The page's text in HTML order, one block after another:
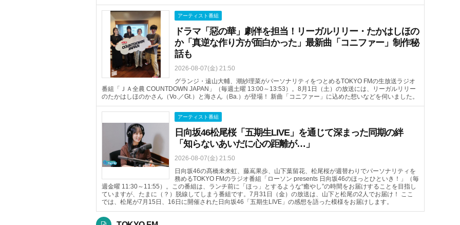
アーティスト番組
ドラマ「惡の華」劇伴を担当！リーガルリリー・たかはしほの
か「真逆な作り方が面白かった」最新曲「コニファー」制作秘
話も
2026-08-07(金) 21:50
グランジ・遠山大輔、潮紗理菜がパーソナリティをつとめるTOKYO FMの生放送ラジオ
番組「ＪＡ全農 COUNTDOWN JAPAN」（毎週土曜 13:00～13:53）。8月1日（土）の放送には、リーガルリリー
のたかはしほのかさん（Vo.／Gt.）と海さん（Ba.）が登場！ 新曲「コニファー」に込めた想いなどを伺いました。
アーティスト番組
日向坂46松尾桜「五期生LIVE」を通じて深まった同期の絆
「知らないあいだに心の距離が…」
2026-08-07(金) 21:50
日向坂46の髙橋未来虹、藤嶌果歩、山下葉留花、松尾桜が週替わりでパーソナリティを
務めるTOKYO FMのラジオ番組「ローソン presents 日向坂46のほっとひといき！」（毎
週金曜 11:30～11:55）。この番組は、ランチ前に「ほっ」とするような“癒やし”の時間をお届けすることを目指し
ていますが、たまに（？）脱線してしまう番組です。7月31日（金）の放送は、山下と松尾の2人でお届け！ ここ
では、松尾が7月15日、16日に開催された日向坂46「五期生LIVE」の感想を語った模様をお届けします。